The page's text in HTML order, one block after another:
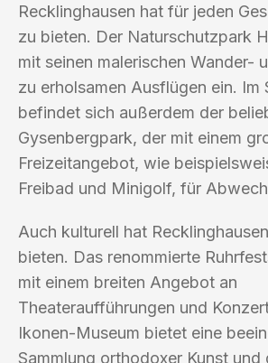
Recklinghausen hat für jeden
zu bieten. Der Naturschutzpark
mit seinen malerischen Wander-
zu erholsamen Ausflügen ein. Im
befindet sich außerdem der
Gysenbergpark, der mit einem
Freizeitangebot, wie
Freibad und Minigolf, für
Auch kulturell hat
bieten. Das renommierte
mit einem breiten Angebot an
Theateraufführungen und
Ikonen-Museum bietet eine
Sammlung orthodoxer Kunst und